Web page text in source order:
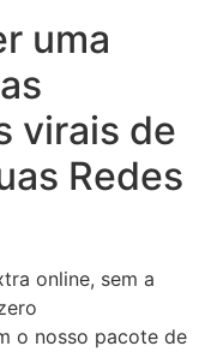
uma
virais de
Redes
online, sem a
o nosso pacote de